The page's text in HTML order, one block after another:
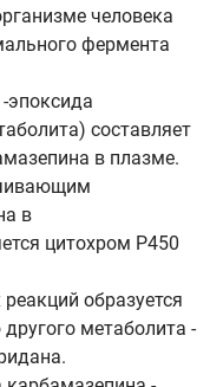
человека
фермента
эпоксида
составляет
в плазме.
в
цитохром Р450
образуется
метаболита -